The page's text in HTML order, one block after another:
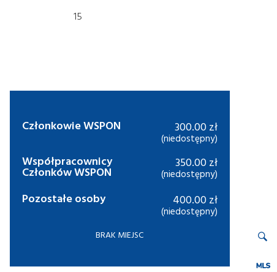
15
Członkowie WSPON 300.00 zł
(niedostępny)
Współpracownicy
Członków WSPON
350.00 zł
(niedostępny)
Pozostałe osoby 400.00 zł
(niedostępny)
BRAK MIEJSC